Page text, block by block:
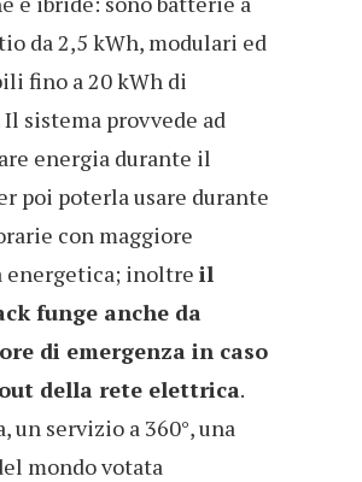
da 2,5 kWh, modulari ed
fino a 20 kWh di
Il sistema provvede ad
energia durante il
poi poterla usare durante
con maggiore
energetica; inoltre il
funge anche da
di emergenza in caso
della rete elettrica.
un servizio a 360°, una
mondo votata